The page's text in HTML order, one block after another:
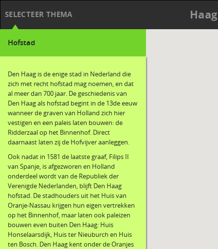
SELECTEER THEMA
Hofstad
Den Haag is de enige stad in Nederland die
zich met recht hofstad mag noemen, en dat
al meer dan 700 jaar. De geschiedenis van
Den Haag als hofstad begint in de 13de eeuw
wanneer de graven van Holland zich hier
vestigen en een paleis laten bouwen: de
Ridderzaal op het Binnenhof. Direct
daarnaast laten zij de Hofvijver aanleggen.
Ook nadat in 1581 de laatste graaf, Filips II
van Spanje, is afgezworen en Holland
onderdeel wordt van de Republiek der
Verenigde Nederlanden, blijft Den Haag
hofstad. De stadhouders uit het Huis van
Oranje-Nassau krijgen hun eigen vertrekken
op het Binnenhof, maar laten ook paleizen
bouwen even buiten Den Haag: Huis
Honselaarsdijk, Huis ter Nieuburch en Huis
ten Bosch. Den Haag kent onder de Oranjes